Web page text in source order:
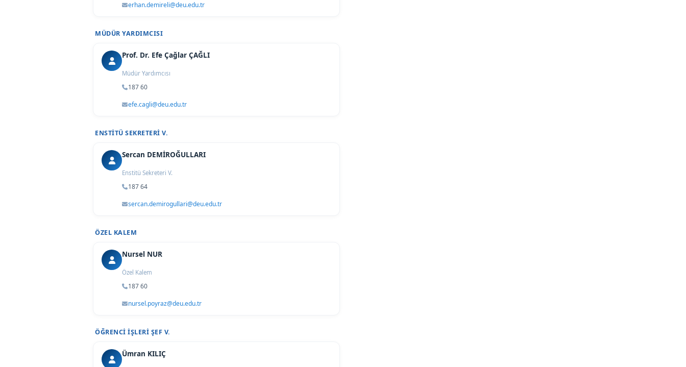
erhan.demireli@deu.edu.tr
MÜDÜR YARDIMCISI
Prof. Dr. Efe Çağlar ÇAĞLI
Müdür Yardımcısı
187 60
efe.cagli@deu.edu.tr
ENSTITÜ SEKRETERI V.
Sercan DEMİROĞULLARI
Enstitü Sekreteri V.
187 64
sercan.demirogullari@deu.edu.tr
ÖZEL KALEM
Nursel NUR
Özel Kalem
187 60
nursel.poyraz@deu.edu.tr
ÖĞRENCI İŞLERI ŞEF V.
Ümran KILIÇ